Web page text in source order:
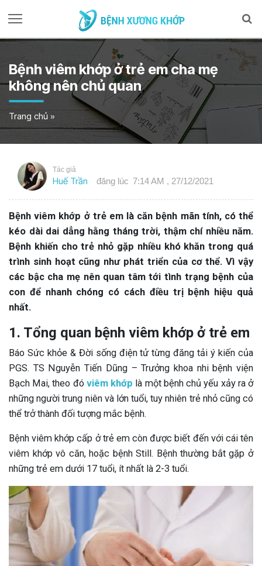
Bệnh viêm khớp ở trẻ em cha mẹ
không nên chủ quan
Trang chủ »
Tác giả
Huế Trần đăng lúc 7:14 AM , 27/12/2021
Bệnh viêm khớp ở trẻ em là căn bệnh mãn tính, có thể
kéo dài dai dẳng hằng tháng trời, thậm chí nhiều năm.
Bệnh khiến cho trẻ nhỏ gặp nhiều khó khăn trong quá
trình sinh hoạt cũng như phát triển của cơ thể. Vì vậy
các bậc cha mẹ nên quan tâm tới tình trạng bệnh của
con để nhanh chóng có cách điều trị bệnh hiệu quả
nhất.
1. Tổng quan bệnh viêm khớp ở trẻ em
Báo Sức khỏe & Đời sống điện tử từng đăng tải ý kiến của
PGS. TS Nguyễn Tiến Dũng – Trưởng khoa nhi bệnh viện
Bạch Mai, theo đó viêm khớp là một bệnh chủ yếu xảy ra ở
những người trung niên và lớn tuổi, tuy nhiên trẻ nhỏ cũng có
thể trở thành đối tượng mắc bệnh.
Bệnh viêm khớp cấp ở trẻ em còn được biết đến với cái tên
viêm khớp vô căn, hoặc bệnh Still. Bệnh thường bắt gặp ở
những trẻ em dưới 17 tuổi, ít nhất là 2-3 tuổi.